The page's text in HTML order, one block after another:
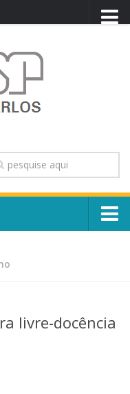
TRANSPARÊNCIA
OUVIDORIA
CONTATO
livre-docência